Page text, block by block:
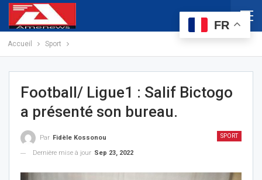
Accueil Sport
Football/ Ligue1 : Salif Bictogo
a présenté son bureau.
SPORT
Par Fidèle Kossonou
Dernière mise à jour Sep 23, 2022
FR